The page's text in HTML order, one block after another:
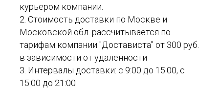
курьером компании.
2. Стоимость доставки по Москве и
Московской обл. рассчитывается по
тарифам компании "Достависта" от 300 руб.
в зависимости от удаленности
3. Интервалы доставки: с 9:00 до 15:00, с
15:00 до 21:00